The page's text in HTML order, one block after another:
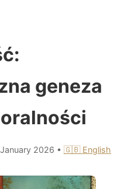
geneza
2026 • 🇬🇧 English